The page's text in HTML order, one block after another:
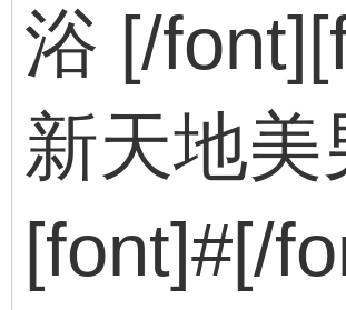
浴 [/
新天地
[font]#[/